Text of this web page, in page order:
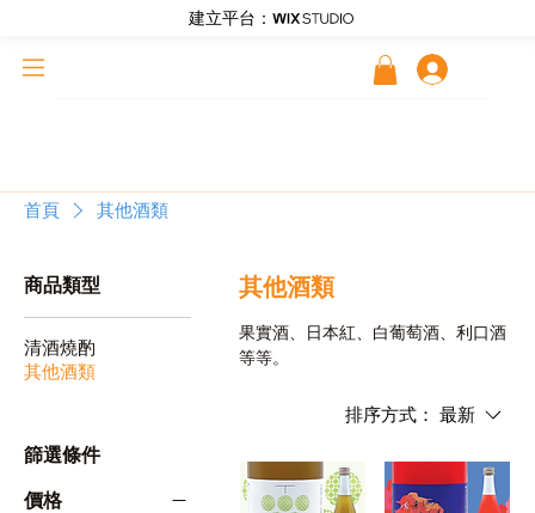
建立平台：
首頁 其他酒類
商品類型
清酒燒酌
其他酒類
篩選條件
價格
其他酒類
果實酒、日本紅、白葡萄酒、利口酒
等等。
排序方式： 最新